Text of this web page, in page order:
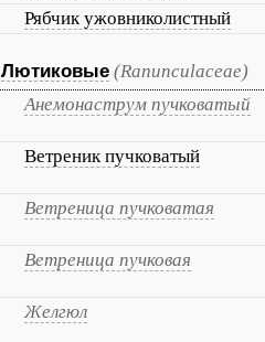
Рябчик ужовниколистный
Лютиковые (Ranunculaceae)
Анемонаструм пучковатый
Ветреник пучковатый
Ветреница пучковатая
Ветреница пучковая
Желгюл